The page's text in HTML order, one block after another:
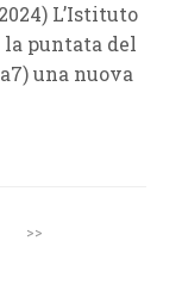
L’Istituto
la puntata del
una nuova
>>